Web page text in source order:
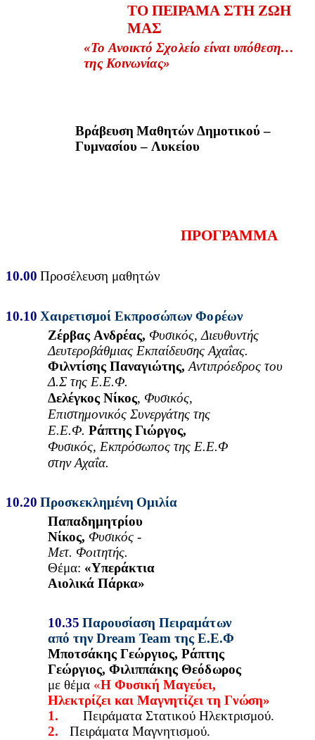
ΤΟ ΠΕΙΡΑΜΑ ΣΤΗ ΖΩΗ
ΜΑΣ
«Το Ανοικτό Σχολείο είναι υπόθεση…
της Κοινωνίας»
Βράβευση Μαθητών Δημοτικού –
Γυμνασίου – Λυκείου
ΠΡΟΓΡΑΜΜΑ
10.00 Προσέλευση μαθητών
10.10 Χαιρετισμοί Εκπροσώπων Φορέων
Ζέρβας Ανδρέας, Φυσικός, Διευθυντής
Δευτεροβάθμιας Εκπαίδευσης Αχαΐας.
Φιλντίσης Παναγιώτης, Αντιπρόεδρος του
Δ.Σ της Ε.Ε.Φ.
Δελέγκος Νίκος, Φυσικός,
Επιστημονικός Συνεργάτης της
Ε.Ε.Φ. Ράπτης Γιώργος,
Φυσικός, Εκπρόσωπος της Ε.Ε.Φ
στην Αχαΐα.
10.20 Προσκεκλημένη Ομιλία
Παπαδημητρίου
Νίκος, Φυσικός -
Μετ. Φοιτητής.
Θέμα: «Υπεράκτια
Αιολικά Πάρκα»
10.35 Παρουσίαση Πειραμάτων
από την Dream Team της Ε.Ε.Φ
Mποτσάκης Γεώργιος, Ράπτης
Γεώργιος, Φιλιππάκης Θεόδωρος
με θέμα «Η Φυσική Μαγεύει,
Ηλεκτρίζει και Μαγνητίζει τη Γνώση»
1.
Πειράματα Στατικού Ηλεκτρισμού.
2.
Πειράματα Μαγνητισμού.